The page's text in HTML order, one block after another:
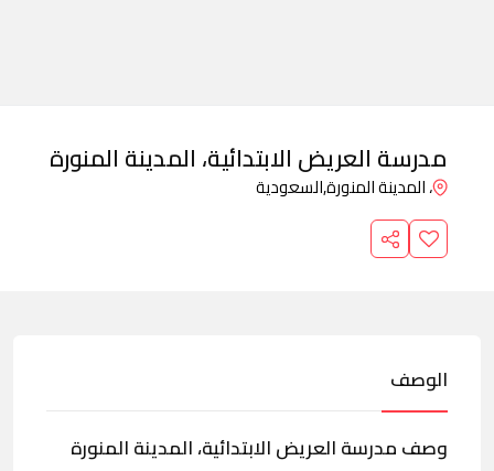
مدرسة العريض الابتدائية، المدينة المنورة
، المدينة المنورة,السعودية
الوصف
وصف مدرسة العريض الابتدائية، المدينة المنورة